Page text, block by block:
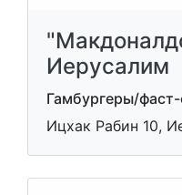
Иерусалим
Гамбургеры/
Ицхак Рабин 10,